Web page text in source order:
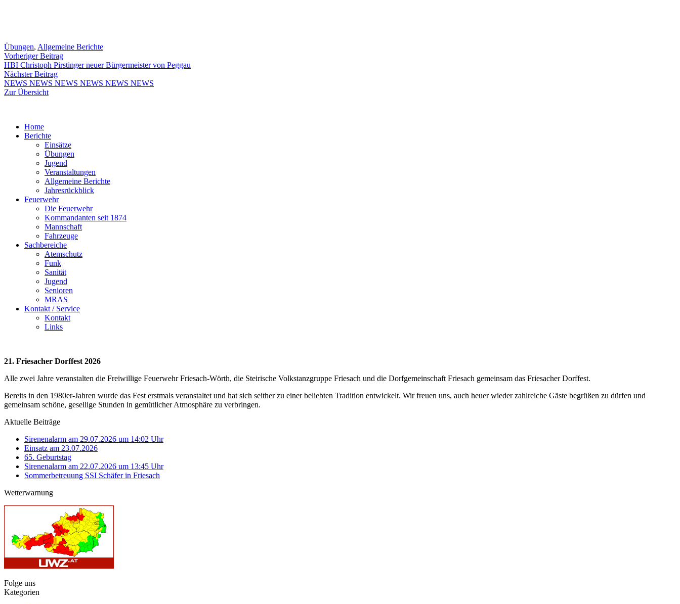
Übungen, Allgemeine Berichte
Beitragsnavigation
Vorheriger BeitragVorheriger
Beitrag:
HBI Christoph Pirstinger neuer Bürgermeister von Peggau
Nächster BeitragNächster
Beitrag:
NEWS NEWS NEWS NEWS NEWS NEWS
Zur Übersicht
Home
Berichte
Einsätze
Übungen
Jugend
Veranstaltungen
Allgemeine Berichte
Jahresrückblick
Feuerwehr
Die Feuerwehr
Kommandanten seit 1874
Mannschaft
Fahrzeuge
Sachbereiche
Atemschutz
Funk
Sanität
Jugend
Senioren
MRAS
Kontakt / Service
Kontakt
Links
21. Friesacher Dorffest 2026
Alle zwei Jahre veranstalten die Freiwillige Feuerwehr Friesach-Wörth, die Steirische Volkstanzgruppe Friesach und die Dorfgemeinschaft Friesach gemeinsam das Friesacher Dorffest.
Bereits in den 1980er-Jahren wurde das Fest erstmals veranstaltet und hat sich seither zu einer beliebten Tradition entwickelt. Wir freuen uns, auch heuer wieder zahlreiche Gäste begrüßen zu dürfen und
gemeinsam schöne, gesellige Stunden in gemütlicher Atmosphäre zu verbringen.
Aktuelle Beiträge
Sirenenalarm am 29.07.2026 um 14:02 Uhr
Einsatz am 23.07.2026
65. Geburtstag
Sirenenalarm am 22.07.2026 um 13:45 Uhr
Sommerbetreuung SSI Schäfer in Friesach
Wetterwarnung
Folge uns
Kategorien